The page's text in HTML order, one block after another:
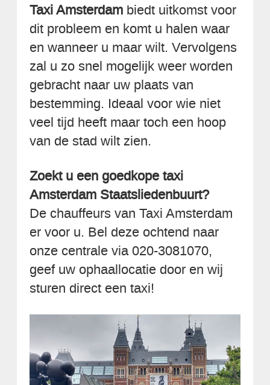
Taxi Amsterdam biedt uitkomst voor
dit probleem en komt u halen waar
en wanneer u maar wilt. Vervolgens
zal u zo snel mogelijk weer worden
gebracht naar uw plaats van
bestemming. Ideaal voor wie niet
veel tijd heeft maar toch een hoop
van de stad wilt zien.
Zoekt u een goedkope taxi
Amsterdam Staatsliedenbuurt?
De chauffeurs van Taxi Amsterdam
er voor u. Bel deze ochtend naar
onze centrale via 020-3081070,
geef uw ophaallocatie door en wij
sturen direct een taxi!